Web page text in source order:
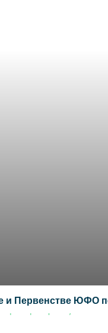
Первенстве ЮФО